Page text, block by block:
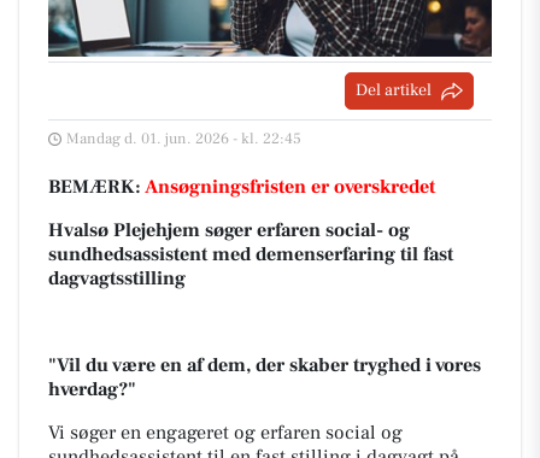
Del artikel
Mandag d. 01. jun. 2026 - kl. 22:45
BEMÆRK: Ansøgningsfristen er overskredet
Hvalsø Plejehjem søger erfaren social- og
sundhedsassistent med demenserfaring til fast
dagvagtsstilling
"Vil du være en af dem, der skaber tryghed i vores
hverdag?"
Vi søger en engageret og erfaren social og